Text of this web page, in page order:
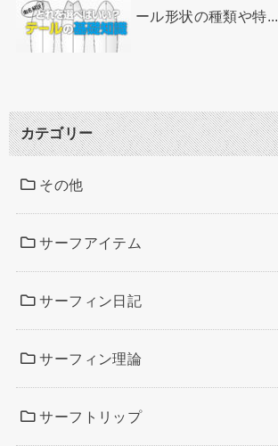
ール形状の種類や特...
カテゴリー
その他
サーフアイテム
サーフィン日記
サーフィン理論
サーフトリップ